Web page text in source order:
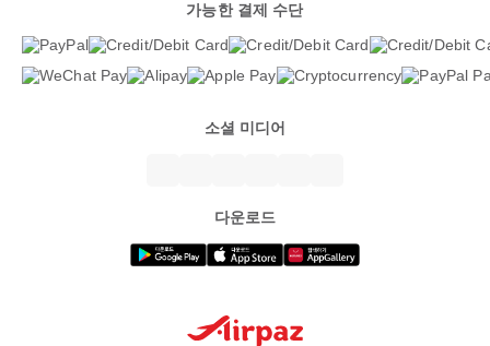
가능한 결제 수단
소셜 미디어
다운로드